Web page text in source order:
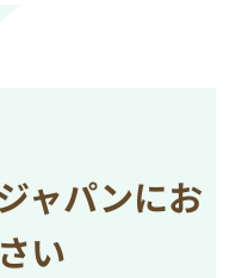
ャパンにお
い